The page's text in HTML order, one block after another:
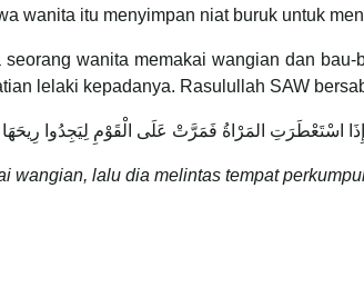
wanita itu menyimpan niat buruk untuk
wanita memakai wangian dan bau-
lelaki kepadanya. Rasulullah SAW
إِذَا اسْتَعْطَرَتِ المَرْاةُ فَمَرَّتْ عَلَى الْقَوْمِ لِيَجِدُوا رِيحَهَا
wangian, lalu dia melintas tempat